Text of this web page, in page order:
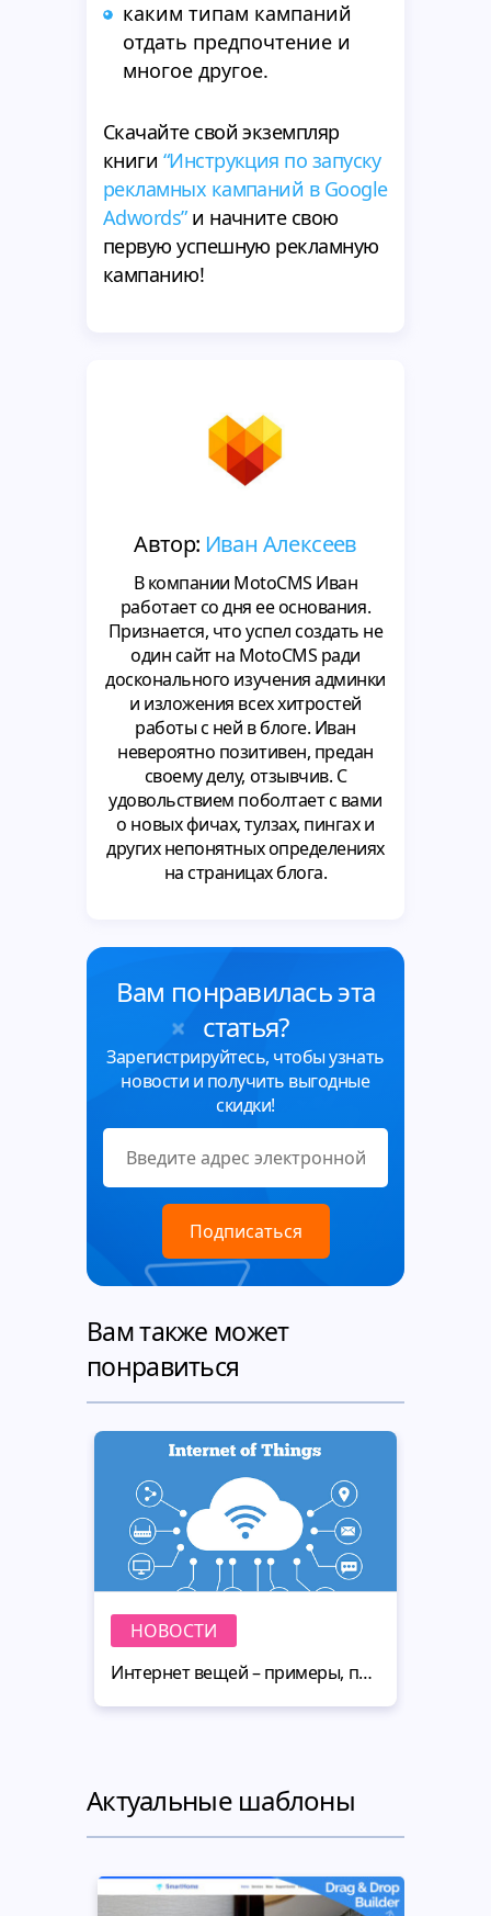
каким типам кампаний
отдать предпочтение и
многое другое.
Скачайте свой экземпляр
книги “Инструкция по запуску
рекламных кампаний в Google
Adwords”и начните свою
первую успешную рекламную
кампанию!
Автор: Иван Алексеев
В компании MotoCMS Иван
работает со дня ее основания.
Признается, что успел создать не
один сайт на MotoCMS ради
досконального изучения админки
и изложения всех хитростей
работы с ней в блоге. Иван
невероятно позитивен, предан
своему делу, отзывчив. С
удовольствием поболтает с вами
о новых фичах, тулзах, пингах и
других непонятных определениях
на страницах блога.
Вам понравилась эта
статья?
Зарегистрируйтесь, чтобы узнать
новости и получить выгодные
скидки!
Вам также может
понравиться
НОВОСТИ
Интернет вещей – примеры, перспективы использования и тренды в 2020
Актуальные шаблоны